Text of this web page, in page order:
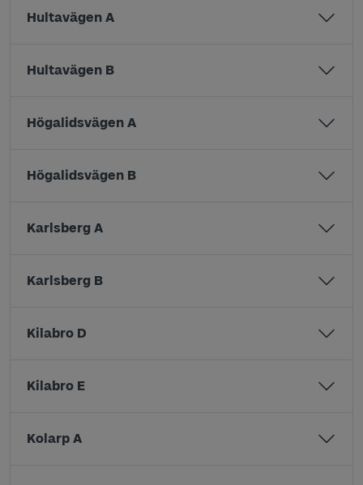
Hultavägen A
Hultavägen B
Högalidsvägen A
Högalidsvägen B
Karlsberg A
Karlsberg B
Kilabro D
Kilabro E
Kolarp A